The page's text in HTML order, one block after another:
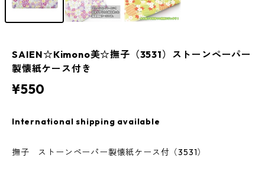
SAIEN☆Kimono美☆撫子（3531）ストーンペーパー
製懐紙ケース付き
¥550
International shipping available
撫子 ストーンペーパー製懐紙ケース付（3531）